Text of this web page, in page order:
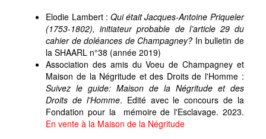
Elodie Lambert : Qui était Jacques-Antoine Priqueler
(1753-1802), initiateur probable de l’article 29 du
cahier de doléances de Champagney? In bulletin de
la SHAARL n°38 (année 2019)
Association des amis du Voeu de Champagney et
Maison de la Négritude et des Droits de l'Homme :
Suivez le guide: Maison de la Négritude et des
Droits de l'Homme. Edité avec le concours de la
Fondation pour la mémoire de l'Esclavage. 2023.
En vente à la Maison de la Négritude